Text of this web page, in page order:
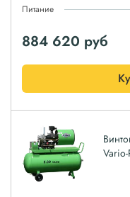
Питание
884 620 руб